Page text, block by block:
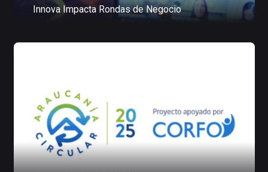
Innova Impacta Rondas de Negocio